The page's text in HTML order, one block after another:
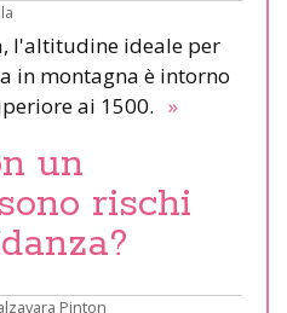
l'altitudine ideale per
in montagna è intorno
ai 1500. »
un
rischi
Pinton